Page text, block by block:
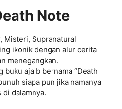
Note
Misteri, Supranatural
ikonik dengan alur cerita
menegangkan.
buku ajaib bernama “Death
siapa pun jika namanya
di dalamnya.